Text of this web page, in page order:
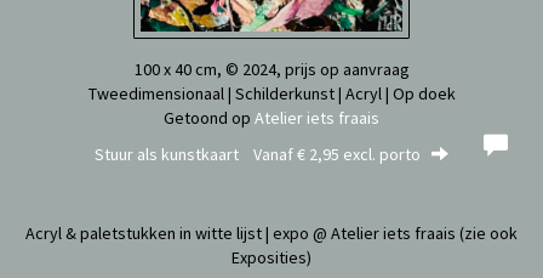
100 x 40 cm, © 2024, prijs op aanvraag
Tweedimensionaal | Schilderkunst | Acryl | Op doek
Getoond op Atelier iets fraais
Stuur als kunstkaart Vanaf € 2,95 excl. porto
Acryl & paletstukken in witte lijst | expo @ Atelier iets fraais (zie ook
Exposities)